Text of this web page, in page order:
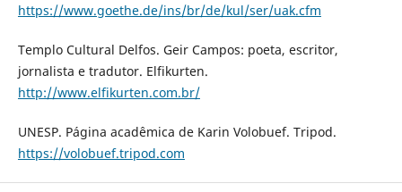
https://www.goethe.de/ins/br/de/kul/ser/uak.cfm
Templo Cultural Delfos. Geir Campos: poeta, escritor,
jornalista e tradutor. Elfikurten.
http://www.elfikurten.com.br/
UNESP. Página acadêmica de Karin Volobuef. Tripod.
https://volobuef.tripod.com